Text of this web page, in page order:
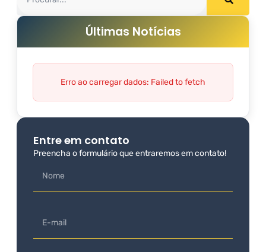
Últimas Notícias
Erro ao carregar dados: Failed to fetch
Entre em contato
Preencha o formulário que entraremos em contato!